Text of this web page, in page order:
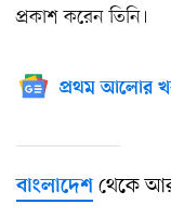
প্রকাশ করেন তিনি।
প্রথম আলোর
বাংলাদেশ থেকে